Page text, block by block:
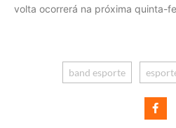
volta ocorrerá na próxima quinta-
band esporte